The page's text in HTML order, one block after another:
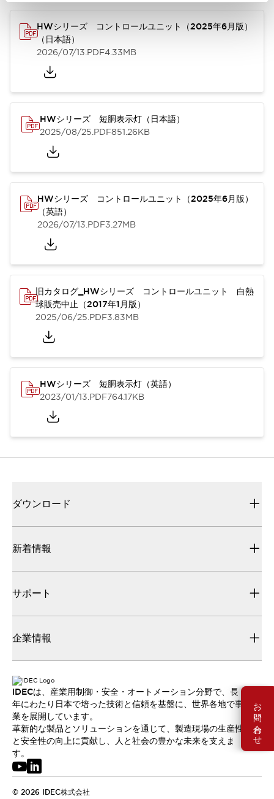
お問い合わせ
HWシリーズ コントロールユニット（2025年6月版）
（日本語）
2026/07/13.PDF4.33MB
HWシリーズ 短胴表示灯（日本語）
2025/08/25.PDF851.26KB
HWシリーズ コントロールユニット（2025年6月版）
（英語）
2026/07/13.PDF3.27MB
旧カタログ_HWシリーズ コントロールユニット 白熱
球販売中止（2017年1月版）
2025/06/25.PDF3.83MB
HWシリーズ 短胴表示灯（英語）
2023/01/13.PDF764.17KB
ダウンロード
新着情報
サポート
企業情報
IDECは、産業用制御・安全・オートメーション分野で、長
年にわたり日本で培った技術と信頼を基盤に、世界各地で事
業を展開しています。
革新的な製品とソリューションを通じて、製造現場の生産性
と安全性の向上に貢献し、人と社会の豊かな未来を支えま
す。
© 2026 IDEC株式会社